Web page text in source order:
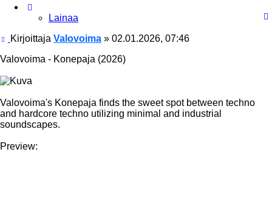
Lainaa
Viesti
Kirjoittaja Valovoima» 02.01.2026, 07:46
Valovoima - Konepaja (2026)
Valovoima's Konepaja finds the sweet spot between techno
and hardcore techno utilizing minimal and industrial
soundscapes.
Preview: